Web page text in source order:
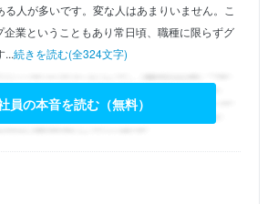
る人が多いです。変な人はあまりいません。こ
企業ということもあり常日頃、職種に限らずグ
...続きを読む(全324文字)
員の本音を読む（無料）